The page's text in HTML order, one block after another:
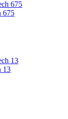
675
13